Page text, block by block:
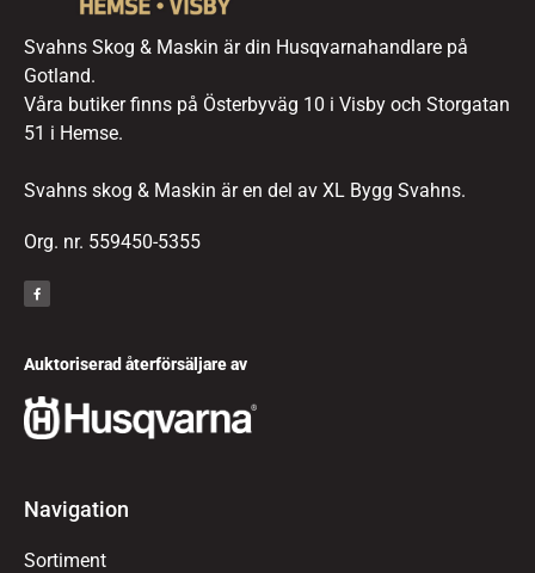
Svahns Skog & Maskin är din Husqvarnahandlare på
Gotland.
Våra butiker finns på Österbyväg 10 i Visby och Storgatan
51 i Hemse.
Svahns skog & Maskin är en del av XL Bygg Svahns.
Org. nr. 559450-5355
Auktoriserad återförsäljare av
Navigation
Sortiment